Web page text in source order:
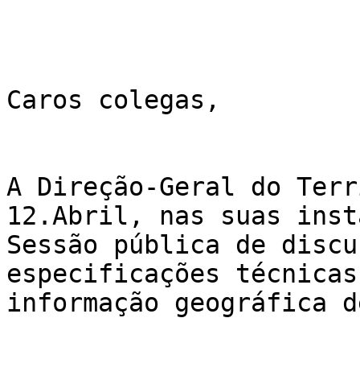
Caros colegas,
A Direção-Geral do
12.Abril, nas suas
Sessão pública de
especificações
informação geográfica